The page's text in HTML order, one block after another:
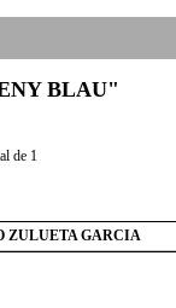
BLAU"
de 1
ZULUETA GARCIA